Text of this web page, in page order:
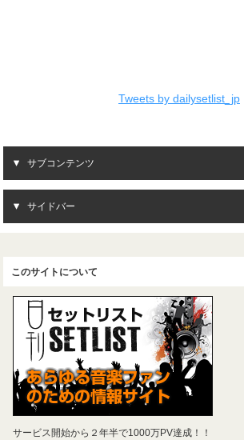
Tweets by dailysetlist_jp
サブコンテンツ
サイドバー
このサイトについて
サービス開始から２年半で1000万PV達成！！